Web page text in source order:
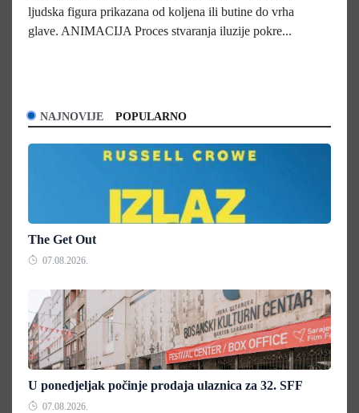
ljudska figura prikazana od koljena ili butine do vrha
glave. ANIMACIJA Proces stvaranja iluzije pokre...
NAJNOVIJE POPULARNO
The Get Out
07.08.2026.
U ponedjeljak počinje prodaja ulaznica za 32. SFF
07.08.2026.